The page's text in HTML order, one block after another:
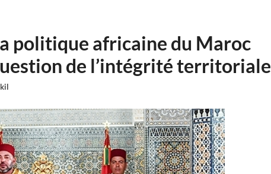
politique africaine du Maroc
de l’intégrité territoriale